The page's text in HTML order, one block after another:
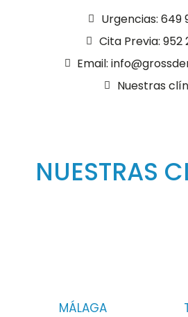
Urgencias: 649
Cita Previa: 952
Email:
Nuestras
NUESTRAS
MÁLAGA